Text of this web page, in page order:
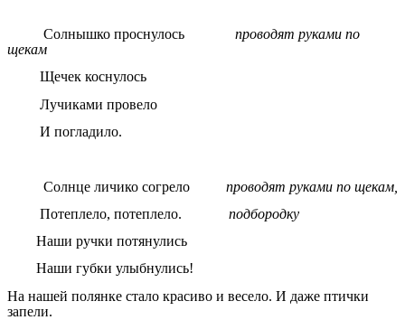
Солнышко проснулось проводят руками по
щекам
Щечек коснулось
Лучиками провело
И погладило.
Солнце личико согрело проводят руками по щекам,
Потеплело, потеплело. подбородку
Наши ручки потянулись
Наши губки улыбнулись!
На нашей полянке стало красиво и весело. И даже птички
запели.